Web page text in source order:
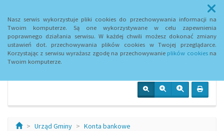
Nasz serwis wykorzystuje pliki cookies do przechowywania informacji na
Twoim komputerze. Są one wykorzystywane w celu zapewnienia
poprawnego działania serwisu. W każdej chwili możesz dokonać zmiany
ustawień dot. przechowywania plików cookies w Twojej przeglądarce.
Korzystając z serwisu wyrażasz zgodę na przechowywanie plików cookiesna
Twoim komputerze.
Menu
Urząd Gminy Czarnia
Urząd Gminy Konta bankowe